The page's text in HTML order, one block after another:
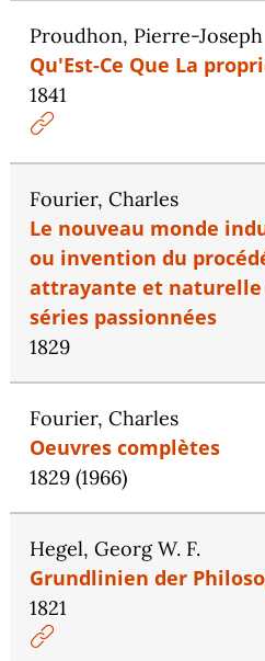
Proudhon, Pierre-Joseph
Qu'Est-Ce Que La
1841
Fourier, Charles
Le nouveau monde
ou invention du
attrayante et naturelle
séries passionnées
1829
Fourier, Charles
Oeuvres complètes
1829 (1966)
Hegel, Georg W. F.
Grundlinien der
1821